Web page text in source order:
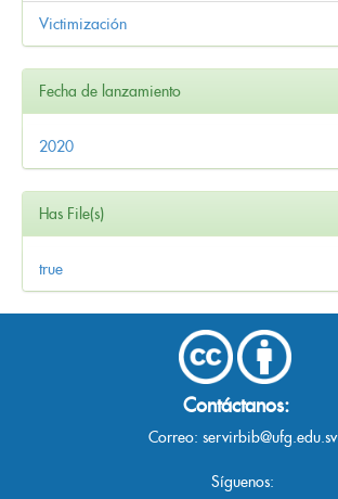
Victimización
Fecha de lanzamiento
2020
Has File(s)
true
Contáctanos:
Correo: servirbib@ufg.edu.sv
Síguenos: